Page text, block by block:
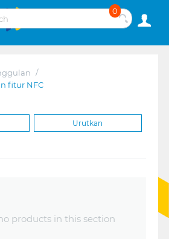
0
/
fitur NFC
Urutkan
products in this section